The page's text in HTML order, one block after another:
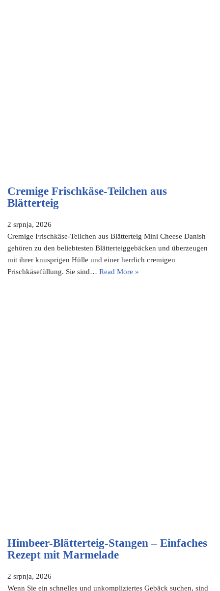
Cremige Frischkäse-Teilchen aus
Blätterteig
2 srpnja, 2026
Cremige Frischkäse-Teilchen aus Blätterteig Mini Cheese Danish
gehören zu den beliebtesten Blätterteiggebäcken und überzeugen
mit ihrer knusprigen Hülle und einer herrlich cremigen
Frischkäsefüllung. Sie sind… Read More »
Himbeer-Blätterteig-Stangen – Einfaches
Rezept mit Marmelade
2 srpnja, 2026
Wenn Sie ein schnelles und unkompliziertes Gebäck suchen, sind